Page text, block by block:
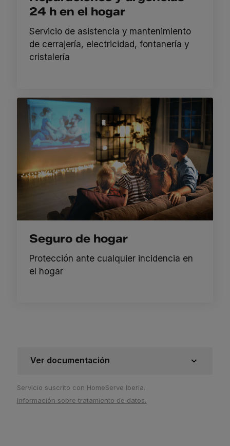
24 h en el hogar
Servicio de asistencia y mantenimiento
de cerrajería, electricidad, fontanería y
cristalería
Seguro de hogar
Protección ante cualquier incidencia en
el hogar
Ver documentación
Servicio suscrito con HomeServe Iberia.
Información sobre tratamiento de datos.